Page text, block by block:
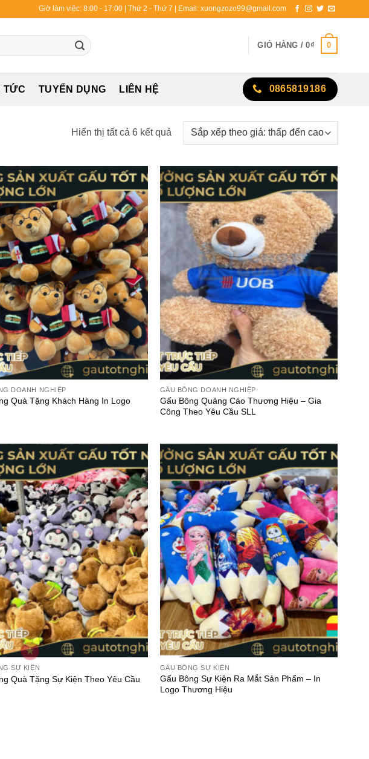
Giờ làm việc: 8:00 - 17:00 | Thứ 2 - Thứ 7 | Email: xuongzozo99@gmail.com
GIỎ HÀNG /0₫ 0
TỨC TUYỂN DỤNG LIÊN HỆ 0865819186
Hiển thị tất cả 6 kết quảĐã
sắp
theo
giá:
thấp
đến
DOANH NGHIỆP
Quà Tặng Khách Hàng In Logo
GẤU BÔNG DOANH NGHIỆP
Gấu Bông Quảng Cáo Thương Hiệu – Gia
Công Theo Yêu Cầu SLL
SỰ KIỆN
Quà Tặng Sự Kiện Theo Yêu Cầu
GẤU BÔNG SỰ KIỆN
Gấu Bông Sự Kiện Ra Mắt Sản Phẩm – In
Logo Thương Hiệu